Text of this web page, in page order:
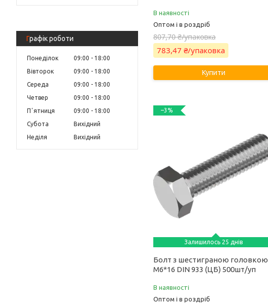
Графік роботи
Понеділок 09:00
18:00
Вівторок
09:00
18:00
Середа
09:00
18:00
Четвер
09:00
18:00
Пʼятниця
09:00
18:00
Субота
Вихідний
Неділя
Вихідний
В наявності
Оптом і в роздріб
807,70 ₴/упаковка
783,47 ₴/упаковка
Купити
–3%
Залишилось 25 днів
Болт з шестиграною головкою
М6*16 DIN 933 (ЦБ) 500шт/уп
В наявності
Оптом і в роздріб